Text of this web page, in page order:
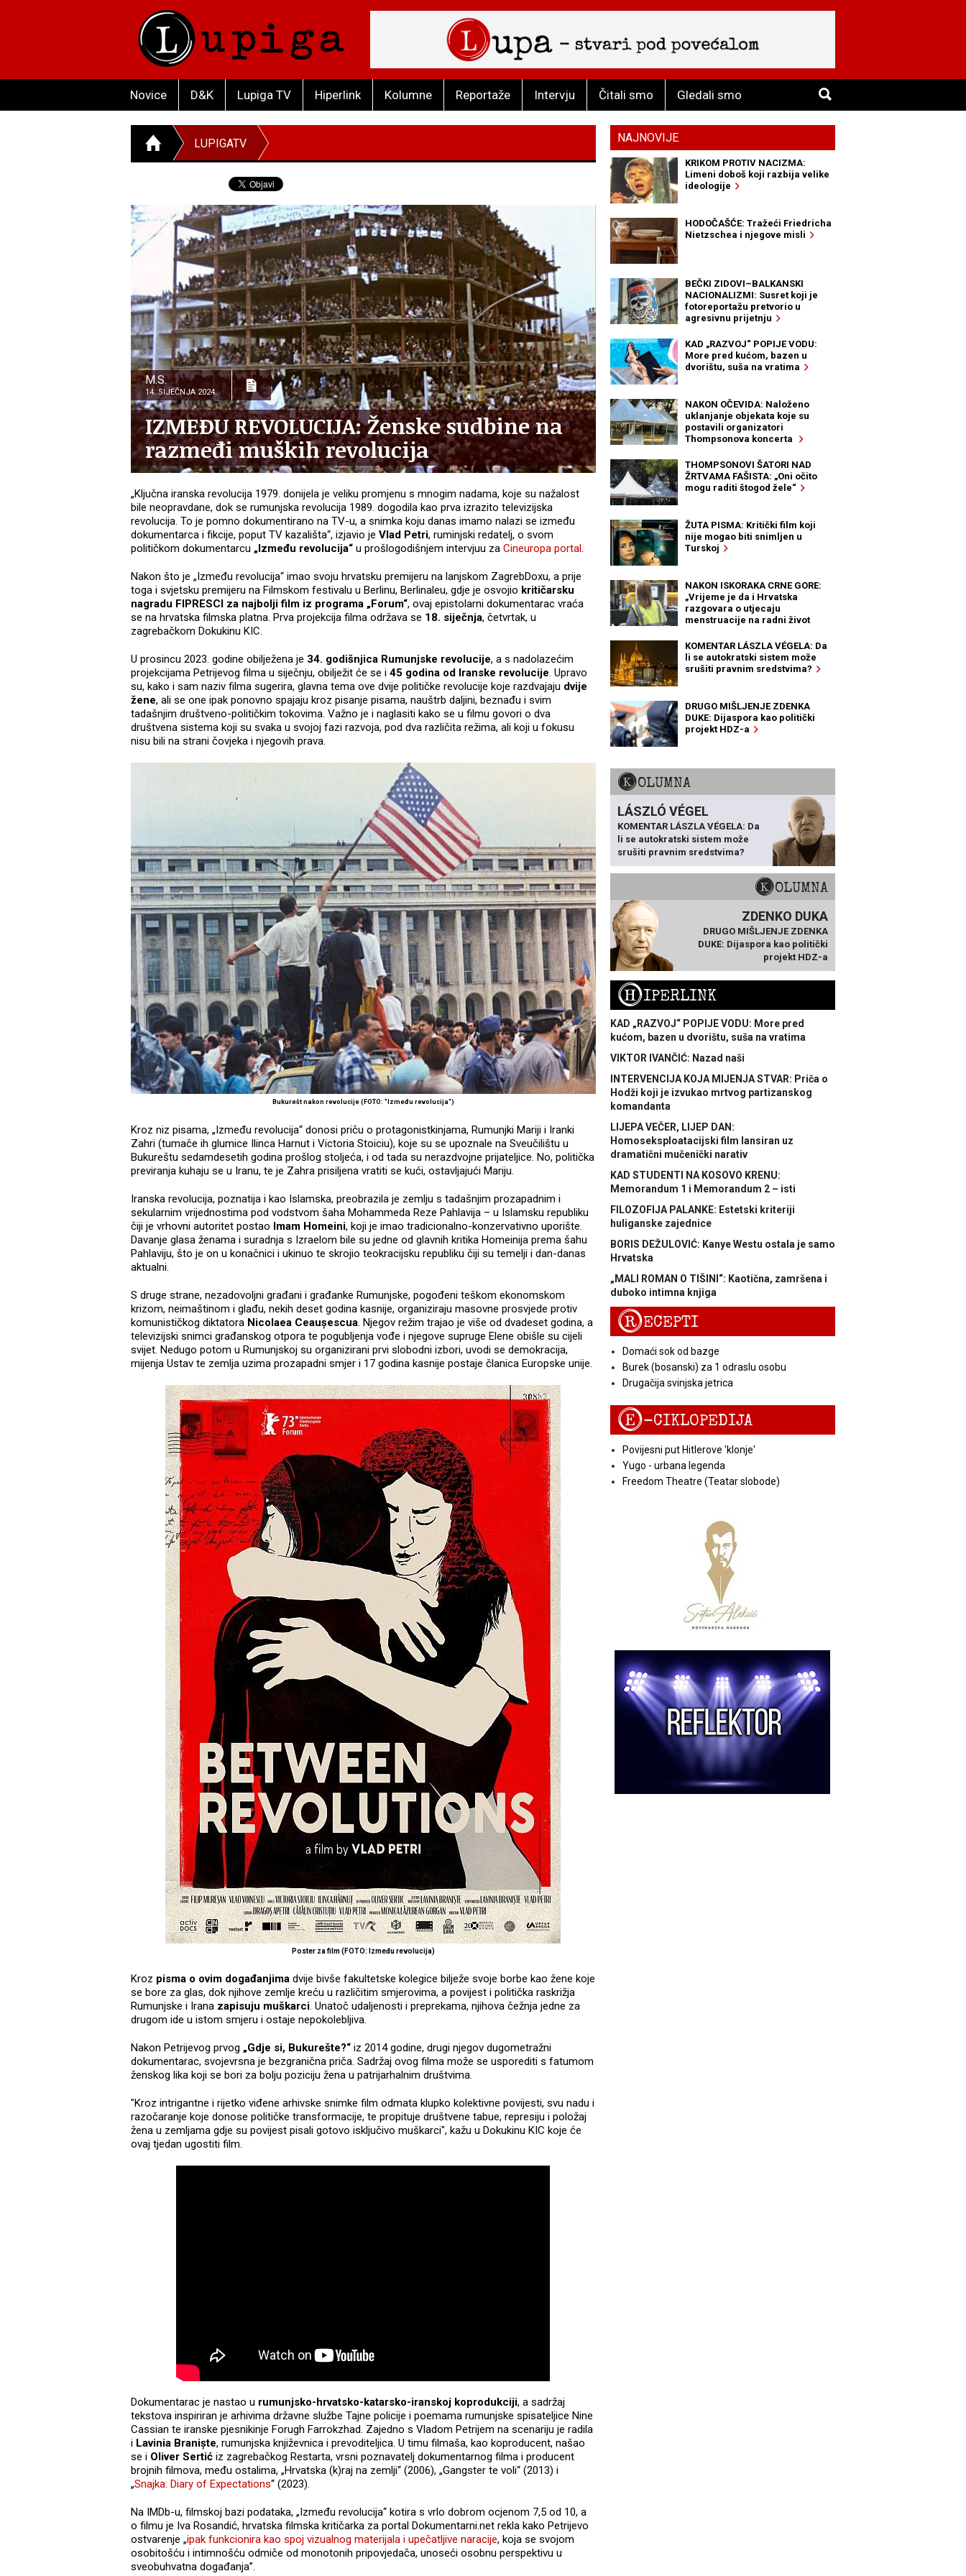
Novice D&K Lupiga TV Hiperlink Kolumne Reportaže Intervju Čitali smo Gledali smo
LUPIGATV
M.S.
14. SIJEČNJA 2024.
IZMEĐU REVOLUCIJA: Ženske sudbine na
razmeđi muških revolucija
„Ključna iranska revolucija 1979. donijela je veliku promjenu s mnogim nadama, koje su nažalost
bile neopravdane, dok se rumunjska revolucija 1989. dogodila kao prva izrazito televizijska
revolucija. To je pomno dokumentirano na TV-u, a snimka koju danas imamo nalazi se između
dokumentarca i fikcije, poput TV kazališta“, izjavio je Vlad Petri, ruminjski redatelj, o svom
političkom dokumentarcu „Između revolucija“ u prošlogodišnjem intervjuu za Cineuropa portal.
Nakon što je „Između revolucija“ imao svoju hrvatsku premijeru na lanjskom ZagrebDoxu, a prije
toga i svjetsku premijeru na Filmskom festivalu u Berlinu, Berlinaleu, gdje je osvojio kritičarsku
nagradu FIPRESCI za najbolji film iz programa „Forum“, ovaj epistolarni dokumentarac vraća
se na hrvatska filmska platna. Prva projekcija filma održava se 18. siječnja, četvrtak, u
zagrebačkom Dokukinu KIC.
U prosincu 2023. godine obilježena je 34. godišnjica Rumunjske revolucije, a s nadolazećim
projekcijama Petrijevog filma u siječnju, obilježit će se i 45 godina od Iranske revolucije. Upravo
su, kako i sam naziv filma sugerira, glavna tema ove dvije političke revolucije koje razdvajaju dvije
žene, ali se one ipak ponovno spajaju kroz pisanje pisama, nauštrb daljini, beznađu i svim
tadašnjim društveno-političkim tokovima. Važno je i naglasiti kako se u filmu govori o dva
društvena sistema koji su svaka u svojoj fazi razvoja, pod dva različita režima, ali koji u fokusu
nisu bili na strani čovjeka i njegovih prava.
Bukurešt nakon revolucije (FOTO: "Između revolucija")
Kroz niz pisama, „Između revolucija“ donosi priču o protagonistkinjama, Rumunjki Mariji i Iranki
Zahri (tumače ih glumice Ilinca Harnut i Victoria Stoiciu), koje su se upoznale na Sveučilištu u
Bukureštu sedamdesetih godina prošlog stoljeća, i od tada su nerazdvojne prijateljice. No, politička
previranja kuhaju se u Iranu, te je Zahra prisiljena vratiti se kući, ostavljajući Mariju.
Iranska revolucija, poznatija i kao Islamska, preobrazila je zemlju s tadašnjim prozapadnim i
sekularnim vrijednostima pod vodstvom šaha Mohammeda Reze Pahlavija – u Islamsku republiku
čiji je vrhovni autoritet postao Imam Homeini, koji je imao tradicionalno-konzervativno uporište.
Davanje glasa ženama i suradnja s Izraelom bile su jedne od glavnih kritika Homeinija prema šahu
Pahlaviju, što je on u konačnici i ukinuo te skrojio teokracijsku republiku čiji su temelji i dan-danas
aktualni.
S druge strane, nezadovoljni građani i građanke Rumunjske, pogođeni teškom ekonomskom
krizom, neimaštinom i glađu, nekih deset godina kasnije, organiziraju masovne prosvjede protiv
komunističkog diktatora Nicolaea Ceaușescua. Njegov režim trajao je više od dvadeset godina, a
televizijski snimci građanskog otpora te pogubljenja vođe i njegove supruge Elene obišle su cijeli
svijet. Nedugo potom u Rumunjskoj su organizirani prvi slobodni izbori, uvodi se demokracija,
mijenja Ustav te zemlja uzima prozapadni smjer i 17 godina kasnije postaje članica Europske unije.
Poster za film (FOTO: Između revolucija)
Kroz pisma o ovim događanjima dvije bivše fakultetske kolegice bilježe svoje borbe kao žene koje
se bore za glas, dok njihove zemlje kreću u različitim smjerovima, a povijest i politička raskrižja
Rumunjske i Irana zapisuju muškarci. Unatoč udaljenosti i preprekama, njihova čežnja jedne za
drugom ide u istom smjeru i ostaje nepokolebljiva.
Nakon Petrijevog prvog „Gdje si, Bukurešte?“ iz 2014 godine, drugi njegov dugometražni
dokumentarac, svojevrsna je bezgranična priča. Sadržaj ovog filma može se usporediti s fatumom
ženskog lika koji se bori za bolju poziciju žena u patrijarhalnim društvima.
"Kroz intrigantne i rijetko viđene arhivske snimke film odmata klupko kolektivne povijesti, svu nadu i
razočaranje koje donose političke transformacije, te propituje društvene tabue, represiju i položaj
žena u zemljama gdje su povijest pisali gotovo isključivo muškarci", kažu u Dokukinu KIC koje će
ovaj tjedan ugostiti film.
Dokumentarac je nastao u rumunjsko-hrvatsko-katarsko-iranskoj koprodukciji, a sadržaj
tekstova inspiriran je arhivima državne službe Tajne policije i poemama rumunjske spisateljice Nine
Cassian te iranske pjesnikinje Forugh Farrokzhad. Zajedno s Vladom Petrijem na scenariju je radila
i Lavinia Braniște, rumunjska književnica i prevoditeljica. U timu filmaša, kao koproducent, našao
se i Oliver Sertić iz zagrebačkog Restarta, vrsni poznavatelj dokumentarnog filma i producent
brojnih filmova, među ostalima, „Hrvatska (k)raj na zemlji“ (2006), „Gangster te voli“ (2013) i
„Snajka: Diary of Expectations“ (2023).
Na IMDb-u, filmskoj bazi podataka, „Između revolucija“ kotira s vrlo dobrom ocjenom 7,5 od 10, a
o filmu je Iva Rosandić, hrvatska filmska kritičarka za portal Dokumentarni.net rekla kako Petrijevo
ostvarenje „ipak funkcionira kao spoj vizualnog materijala i upečatljive naracije, koja se svojom
osobitošću i intimnošću odmiče od monotonih pripovjedača, unoseći osobnu perspektivu u
sveobuhvatna događanja”.
NAJNOVIJE
KRIKOM PROTIV NACIZMA:
Limeni doboš koji razbija velike
ideologije
HODOČAŠĆE: Tražeći Friedricha
Nietzschea i njegove misli
BEČKI ZIDOVI–BALKANSKI
NACIONALIZMI: Susret koji je
fotoreportažu pretvorio u
agresivnu prijetnju
KAD „RAZVOJ“ POPIJE VODU:
More pred kućom, bazen u
dvorištu, suša na vratima
NAKON OČEVIDA: Naloženo
uklanjanje objekata koje su
postavili organizatori
Thompsonova koncerta
THOMPSONOVI ŠATORI NAD
ŽRTVAMA FAŠISTA: „Oni očito
mogu raditi štogod žele“
ŽUTA PISMA: Kritički film koji
nije mogao biti snimljen u
Turskoj
NAKON ISKORAKA CRNE GORE:
„Vrijeme je da i Hrvatska
razgovara o utjecaju
menstruacije na radni život
KOMENTAR LÁSZLA VÉGELA: Da
li se autokratski sistem može
srušiti pravnim sredstvima?
DRUGO MIŠLJENJE ZDENKA
DUKE: Dijaspora kao politički
projekt HDZ-a
KOLUMNA
LÁSZLÓ VÉGEL
KOMENTAR LÁSZLA VÉGELA: Da
li se autokratski sistem može
srušiti pravnim sredstvima?
KOLUMNA
ZDENKO DUKA
DRUGO MIŠLJENJE ZDENKA
DUKE: Dijaspora kao politički
projekt HDZ-a
HIPERLINK
KAD „RAZVOJ“ POPIJE VODU: More pred
kućom, bazen u dvorištu, suša na vratima
VIKTOR IVANČIĆ: Nazad naši
INTERVENCIJA KOJA MIJENJA STVAR: Priča o
Hodži koji je izvukao mrtvog partizanskog
komandanta
LIJEPA VEČER, LIJEP DAN:
Homoseksploatacijski film lansiran uz
dramatični mučenički narativ
KAD STUDENTI NA KOSOVO KRENU:
Memorandum 1 i Memorandum 2 – isti
FILOZOFIJA PALANKE: Estetski kriteriji
huliganske zajednice
BORIS DEŽULOVIĆ: Kanye Westu ostala je samo
Hrvatska
„MALI ROMAN O TIŠINI“: Kaotična, zamršena i
duboko intimna knjiga
RECEPTI
Domaći sok od bazge
Burek (bosanski) za 1 odraslu osobu
Drugačija svinjska jetrica
E-CIKLOPEDIJA
Povijesni put Hitlerove 'klonje'
Yugo - urbana legenda
Freedom Theatre (Teatar slobode)